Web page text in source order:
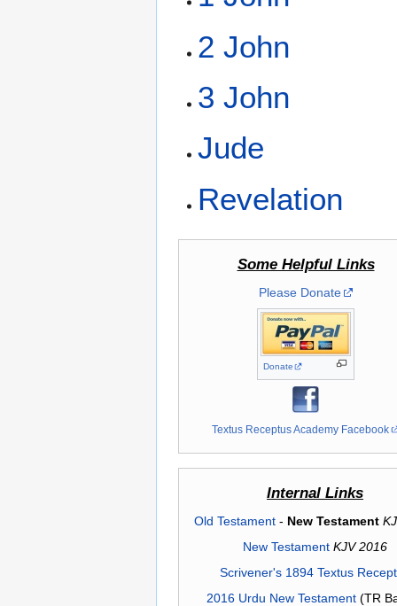
2 John
3 John
Jude
Revelation
Some Helpful Links
Please Donate
Donate
Textus Receptus Academy Facebook
Internal Links
Old Testament- New Testament
New Testament KJV 2016
Scrivener's 1894 Textus
2016 Urdu New Testament(TR